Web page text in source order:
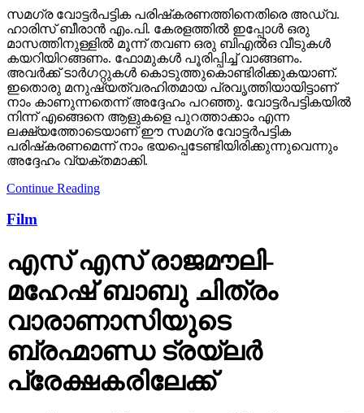
സമഗ്ര വോട്ടര്‍പട്ടിക പരിഷ്‌കരണത്തിനെതിരെ അഡ്വ.
ഹാരിസ് ബീരാന്‍ എം.പി. കേരളത്തില്‍ ഇപ്പോള്‍ ഒരു
മാസത്തിനുള്ളില്‍ മൂന്ന് തവണ ഒരു ബിഎല്‍ഒ വീടുകള്‍
കയറിയിറങ്ങണം. ഫോമുകള്‍ പൂരിപ്പിച്ച് വാങ്ങണം.
അവര്‍ക്ക് ടാര്‍ഗറ്റുകള്‍ കൊടുത്തുകൊണ്ടിരിക്കുകയാണ്.
ഇതൊരു മനുഷ്യത്വരഹിതമായ പ്രവൃത്തിയായിട്ടാണ്
നാം കാണുന്നതെന്ന് അദ്ദേഹം പറഞ്ഞു. വോട്ടര്‍പട്ടികയില്‍
നിന്ന് എങ്ങെനെ ആളുകളെ പുറത്താക്കാം എന്ന
ലക്ഷ്യത്തോടെയാണ് ഈ സമഗ്ര വോട്ടര്‍പട്ടിക
പരിഷ്‌കരണമെന്ന് നാം ഭയപ്പെടേണ്ടിയിരിക്കുന്നുവെന്നും
അദ്ദേഹം വ്യക്തമാക്കി.
Continue Reading
Film
എസ് എസ് രാജമൗലി-
മഹേഷ് ബാബു ചിത്രം
വാരാണാസിയുടെ
ബ്രഹ്മാണ്ഡ ട്രയ്ലർ
പ്രേക്ഷകരിലേക്ക്